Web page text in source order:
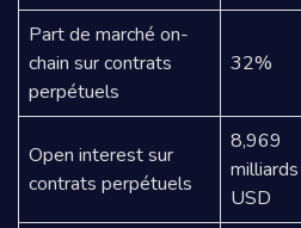
Part de marché on-
chain sur contrats
perpétuels
32%
Open interest sur
contrats perpétuels
8,969
milliards
USD